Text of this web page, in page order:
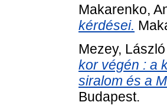
Makarenko,
kérdései.
Mezey, László
kor végén : a
siralom és a
Budapest.